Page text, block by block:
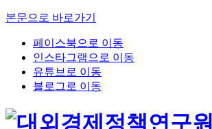
본문으로 바로가기
페이스북으로 이동
인스타그램으로 이동
유튜브로 이동
블로그로 이동